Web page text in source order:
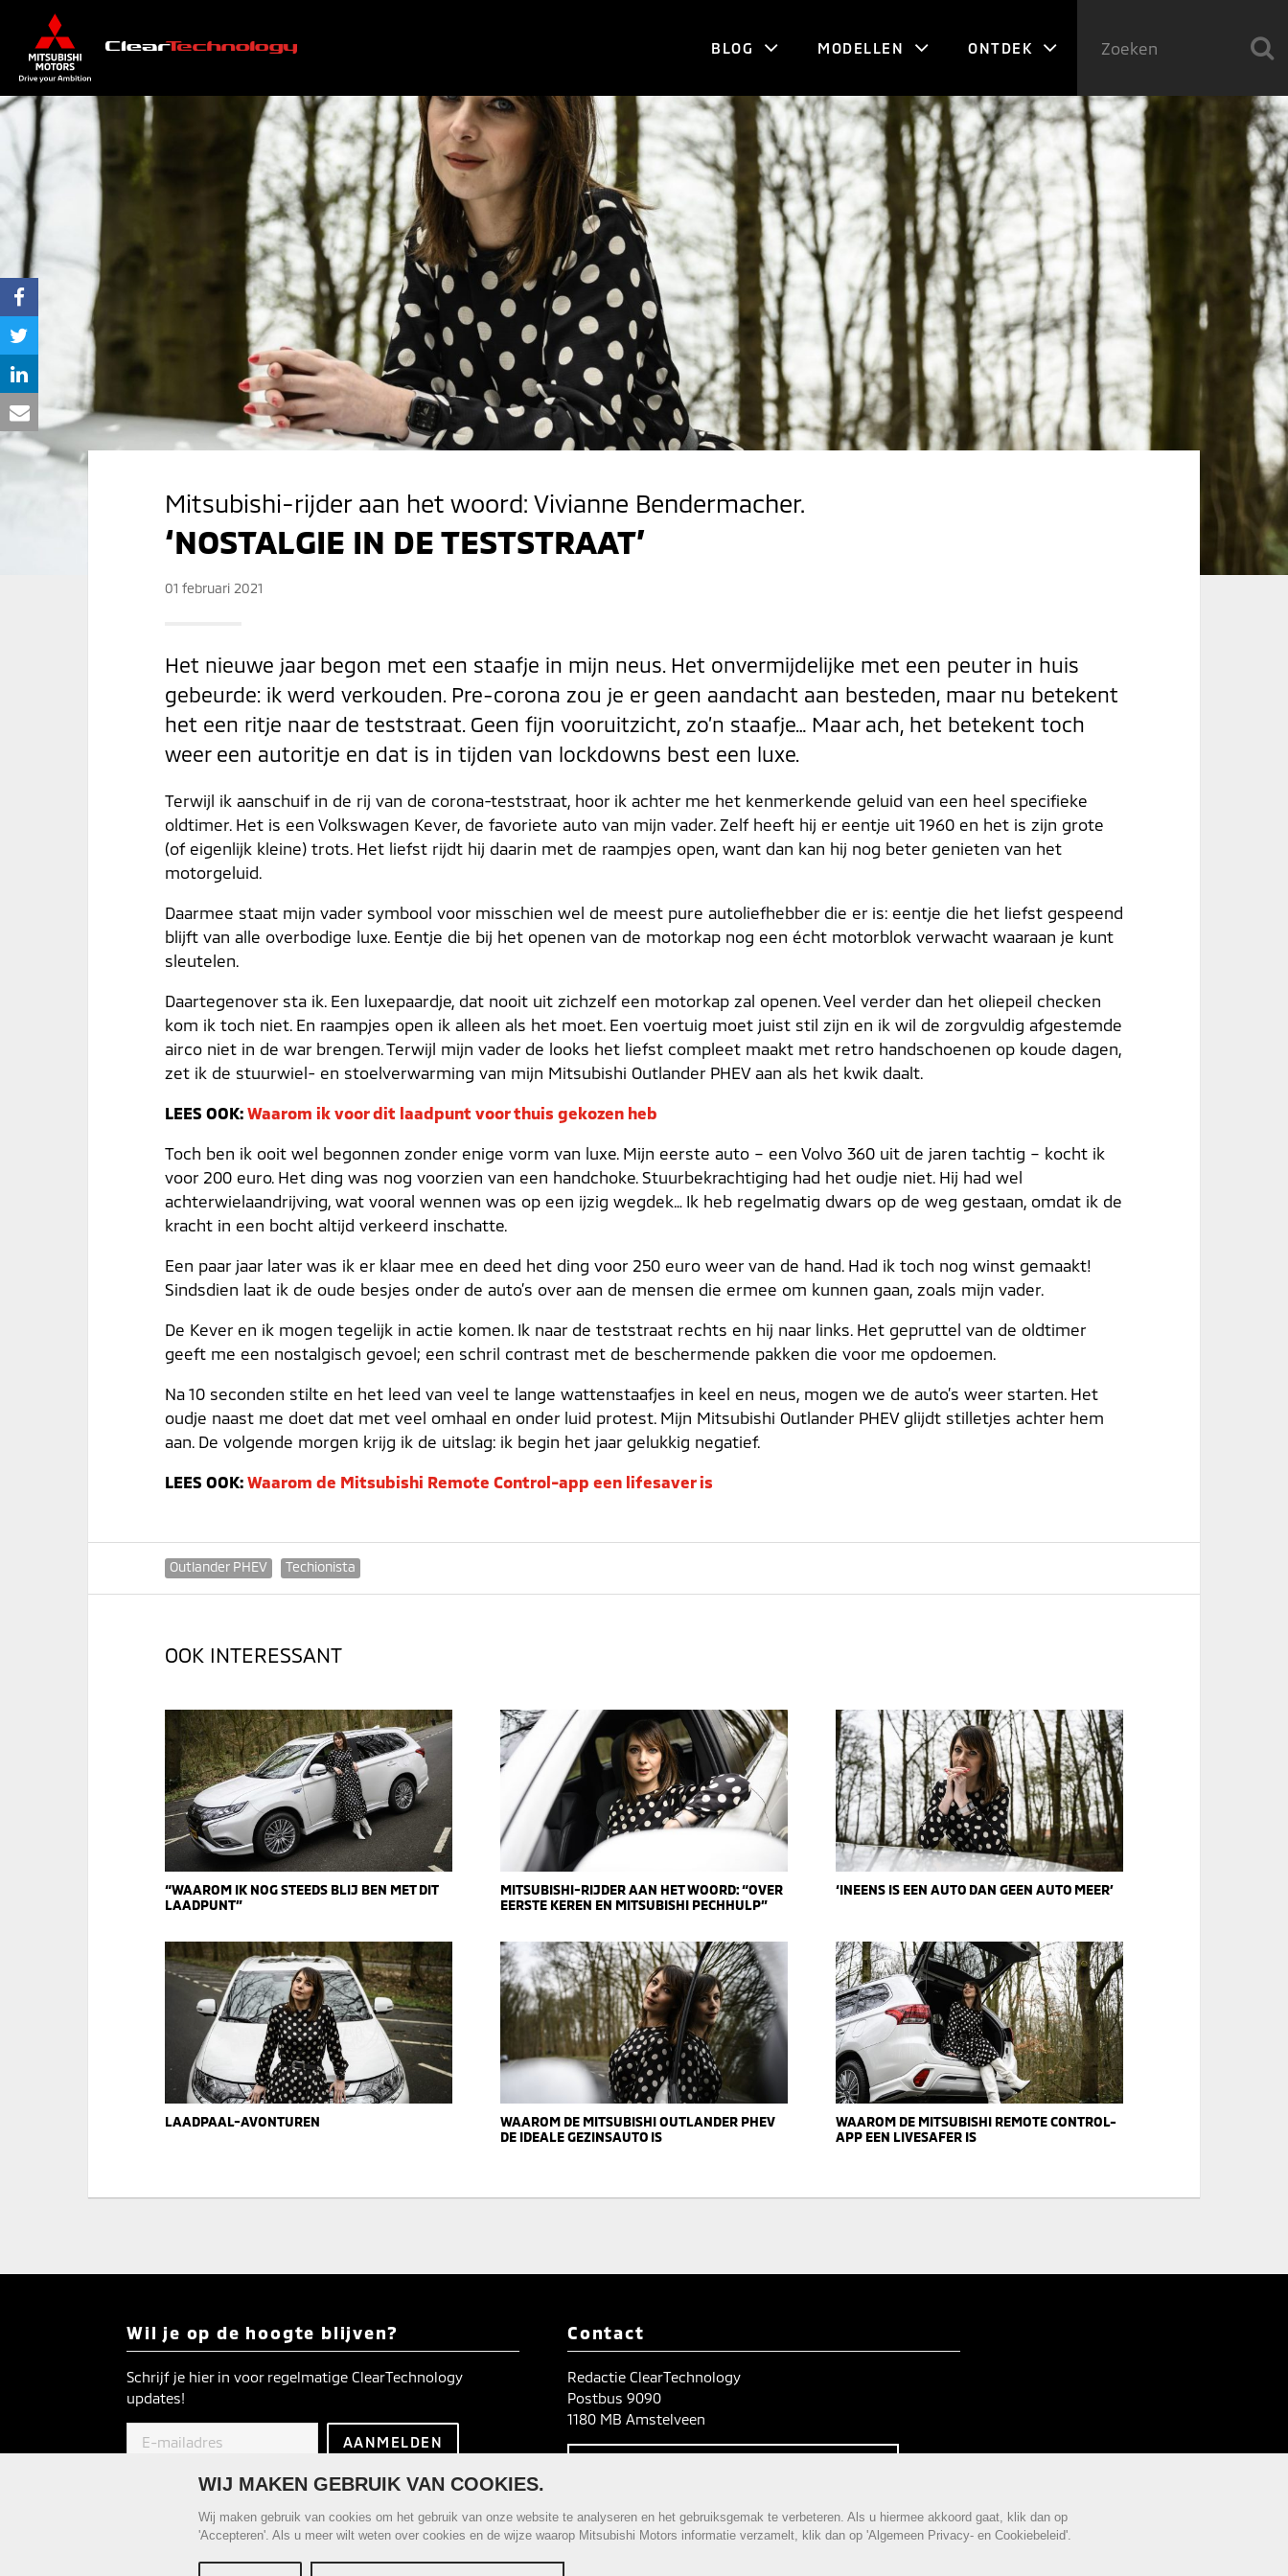
BLOG MODELLEN ONTDEK
Mitsubishi-rijder aan het woord: Vivianne Bendermacher.
‘NOSTALGIE IN DE TESTSTRAAT’
01 februari 2021
Het nieuwe jaar begon met een staafje in mijn neus. Het onvermijdelijke met een peuter in huis
gebeurde: ik werd verkouden. Pre-corona zou je er geen aandacht aan besteden, maar nu betekent
het een ritje naar de teststraat. Geen fijn vooruitzicht, zo’n staafje… Maar ach, het betekent toch
weer een autoritje en dat is in tijden van lockdowns best een luxe.
Terwijl ik aanschuif in de rij van de corona-teststraat, hoor ik achter me het kenmerkende geluid van een heel specifieke
oldtimer. Het is een Volkswagen Kever, de favoriete auto van mijn vader. Zelf heeft hij er eentje uit 1960 en het is zijn grote
(of eigenlijk kleine) trots. Het liefst rijdt hij daarin met de raampjes open, want dan kan hij nog beter genieten van het
motorgeluid.
Daarmee staat mijn vader symbool voor misschien wel de meest pure autoliefhebber die er is: eentje die het liefst gespeend
blijft van alle overbodige luxe. Eentje die bij het openen van de motorkap nog een écht motorblok verwacht waaraan je kunt
sleutelen.
Daartegenover sta ik. Een luxepaardje, dat nooit uit zichzelf een motorkap zal openen. Veel verder dan het oliepeil checken
kom ik toch niet. En raampjes open ik alleen als het moet. Een voertuig moet juist stil zijn en ik wil de zorgvuldig afgestemde
airco niet in de war brengen. Terwijl mijn vader de looks het liefst compleet maakt met retro handschoenen op koude dagen,
zet ik de stuurwiel- en stoelverwarming van mijn Mitsubishi Outlander PHEV aan als het kwik daalt.
LEES OOK: Waarom ik voor dit laadpunt voor thuis gekozen heb
Toch ben ik ooit wel begonnen zonder enige vorm van luxe. Mijn eerste auto – een Volvo 360 uit de jaren tachtig – kocht ik
voor 200 euro. Het ding was nog voorzien van een handchoke. Stuurbekrachtiging had het oudje niet. Hij had wel
achterwielaandrijving, wat vooral wennen was op een ijzig wegdek… Ik heb regelmatig dwars op de weg gestaan, omdat ik de
kracht in een bocht altijd verkeerd inschatte.
Een paar jaar later was ik er klaar mee en deed het ding voor 250 euro weer van de hand. Had ik toch nog winst gemaakt!
Sindsdien laat ik de oude besjes onder de auto’s over aan de mensen die ermee om kunnen gaan, zoals mijn vader.
De Kever en ik mogen tegelijk in actie komen. Ik naar de teststraat rechts en hij naar links. Het gepruttel van de oldtimer
geeft me een nostalgisch gevoel; een schril contrast met de beschermende pakken die voor me opdoemen.
Na 10 seconden stilte en het leed van veel te lange wattenstaafjes in keel en neus, mogen we de auto’s weer starten. Het
oudje naast me doet dat met veel omhaal en onder luid protest. Mijn Mitsubishi Outlander PHEV glijdt stilletjes achter hem
aan. De volgende morgen krijg ik de uitslag: ik begin het jaar gelukkig negatief.
LEES OOK: Waarom de Mitsubishi Remote Control-app een lifesaver is
Outlander PHEV Techionista
OOK INTERESSANT
“WAAROM IK NOG STEEDS BLIJ BEN MET DIT
LAADPUNT”
MITSUBISHI-RIJDER AAN HET WOORD: “OVER
EERSTE KEREN EN MITSUBISHI PECHHULP”
‘INEENS IS EEN AUTO DAN GEEN AUTO MEER’
LAADPAAL-AVONTUREN
WAAROM DE MITSUBISHI OUTLANDER PHEV
DE IDEALE GEZINSAUTO IS
WAAROM DE MITSUBISHI REMOTE CONTROL-
APP EEN LIVESAFER IS
Wil je op de hoogte blijven?
Schrijf je hier in voor regelmatige ClearTechnology
updates!
kan op elk moment.
Onderdeel van Mitsubishi-motors.nl 2014-2026
Alle rechten voorbehouden
Contact
Redactie ClearTechnology
Postbus 9090
1180 MB Amstelveen
WIJ MAKEN GEBRUIK VAN COOKIES.
Wij maken gebruik van cookies om het gebruik van onze website te analyseren en het gebruiksgemak te verbeteren. Als u hiermee akkoord gaat, klik dan op
'Accepteren'. Als u meer wilt weten over cookies en de wijze waarop Mitsubishi Motors informatie verzamelt, klik dan op 'Algemeen Privacy- en Cookiebeleid'.